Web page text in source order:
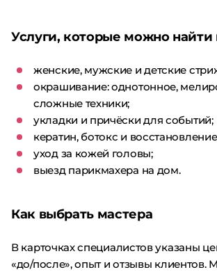
Услуги, которые можно найти
женские, мужские и детские
окрашивание: однотонное,
сложные техники;
укладки и причёски для событий;
кератин, ботокс и
уход за кожей головы;
выезд парикмахера на дом.
Как выбрать мастера
В карточках специалистов указаны
«до/после», опыт и отзывы клиентов.